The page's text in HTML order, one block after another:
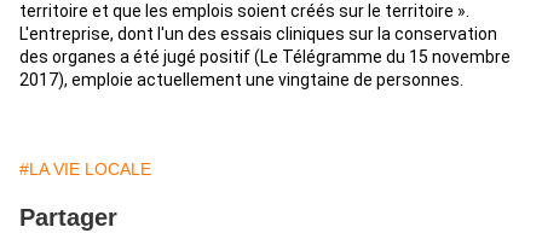
territoire et que les emplois soient créés sur le territoire ».
L'entreprise, dont l'un des essais cliniques sur la conservation
des organes a été jugé positif (Le Télégramme du 15 novembre
2017), emploie actuellement une vingtaine de personnes.
#LA VIE LOCALE
Partager